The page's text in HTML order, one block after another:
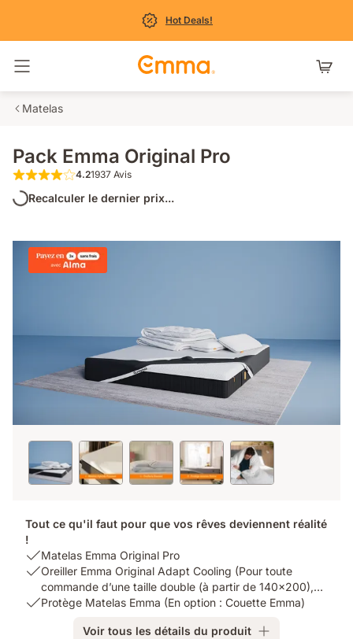
Hot Deals!
Basculer la navigation
Matelas
Pack Emma Original Pro
4.2 étoiles sur 5 1937 Avis
4.21937 Avis
Recalculer le dernier prix...
Tout ce qu'il faut pour que vos rêves deviennent réalité
!
USP
1:
Matelas
Emma
Matelas Emma Original Pro
USP
Oreiller
Oreiller Emma Original Adapt Cooling (Pour toute
commande d’une taille double (à partir de 140x200),
vous obtiendrez 2 oreillers.)
USPProtège Matelas Emma (En option : Couette Emma)
Voir tous les détails du produit